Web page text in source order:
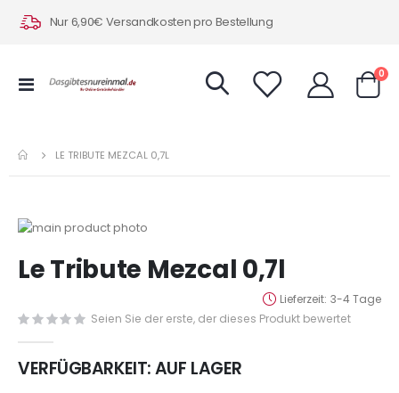
Nur 6,90€ Versandkosten pro Bestellung
Navigation
0
LE TRIBUTE MEZCAL 0,7L
Zum
der
Bildergalerie
Anfang
der
springen
Le Tribute Mezcal 0,7l
Lieferzeit 3-4 Tage
Seien Sie der erste, der dieses Produkt bewertet
VERFÜGBARKEIT:AUF LAGER